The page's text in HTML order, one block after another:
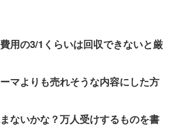
用の3/1くらいは回収できないと厳
マよりも売れそうな内容にした方
ないかな？万人受けするものを書